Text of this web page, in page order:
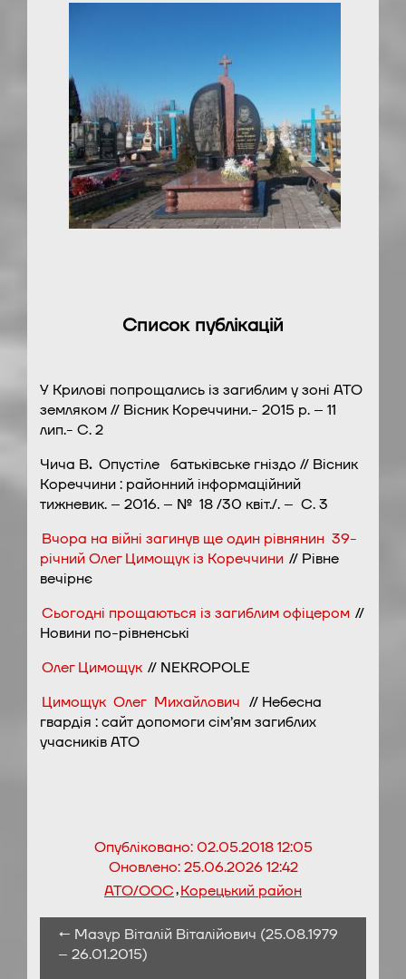
Список публікацій
У Крилові попрощались із загиблим у зоні АТО
земляком // Вісник Кореччини.- 2015 р. – 11
лип.- С. 2
Чича В. Опустіле батьківське гніздо // Вісник
Кореччини : районний інформаційний
тижневик. – 2016. – № 18 /30 квіт./. – С. 3
Вчора на війні загинув ще один рівнянин 39-
річний Олег Цимощук із Кореччини // Рівне
вечірнє
Сьогодні прощаються із загиблим офіцером //
Новини по-рівненські
Олег Цимощук // NEKROPOLE
Цимощук Олег Михайлович // Небесна
гвардія : сайт допомоги сім’ям загиблих
учасників АТО
Опубліковано:02.05.2018 12:05
Оновлено:25.06.2026 12:42
АТО/ООС,Корецький район
← Мазур Віталій Віталійович (25.08.1979
– 26.01.2015)